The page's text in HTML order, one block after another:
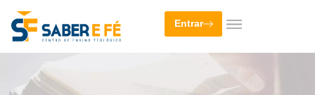
Entrar